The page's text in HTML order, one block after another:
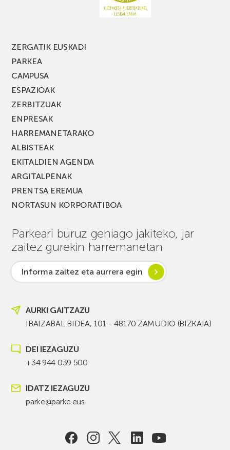
ZERGATIK EUSKADI
PARKEA
CAMPUSA
ESPAZIOAK
ZERBITZUAK
ENPRESAK
HARREMANETARAKO
ALBISTEAK
EKITALDIEN AGENDA
ARGITALPENAK
PRENTSA EREMUA
NORTASUN KORPORATIBOA
Parkeari buruz gehiago jakiteko, jar
zaitez gurekin harremanetan
Informa zaitez eta aurrera egin
AURKI GAITZAZU
IBAIZABAL BIDEA, 101 - 48170 ZAMUDIO (BIZKAIA)
DEI IEZAGUZU
+34 944 039 500
IDATZ IEZAGUZU
parke@parke.eus